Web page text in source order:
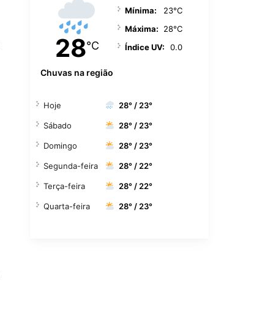
28°C
Chuvas na região
Mínima:
23°C
Máxima:
28°C
Índice UV:
0.0
Hoje 28° / 23°
Sábado 28° / 23°
Domingo 28° / 23°
Segunda-feira 28° / 22°
Terça-feira 28° / 22°
Quarta-feira 28° / 23°